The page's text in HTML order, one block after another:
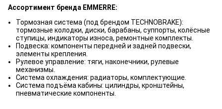
Ассортимент бренда EMMERRE:
Тормозная система (под брендом TECHNOBRAKE):
тормозные колодки, диски, барабаны, суппорты, колёсные
ступицы, индикаторы износа, ремонтные комплекты.
Подвеска: компоненты передней и задней подвески,
элементы крепления.
Рулевое управление: тяги, наконечники, рулевые
механизмы.
Система охлаждения: радиаторы, комплектующие.
Система подъёма кабины: цилиндры, кронштейны,
пневматические компоненты.